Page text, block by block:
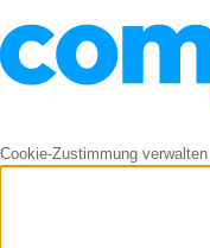
Cookie-Zustimmung verwalten